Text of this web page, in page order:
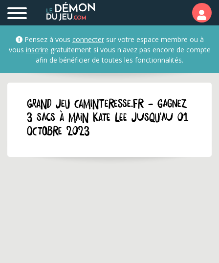
Pensez à vous connectersur votre espace membre ou à
vous inscrire gratuitement si vous n'avez pas encore de compte
afin de bénéficier de toutes les fonctionnalités.
GRAND JEU caminteresse.fr - Gagnez
3 sacs à main Kate Lee jusqu'au 01
octobre 2023